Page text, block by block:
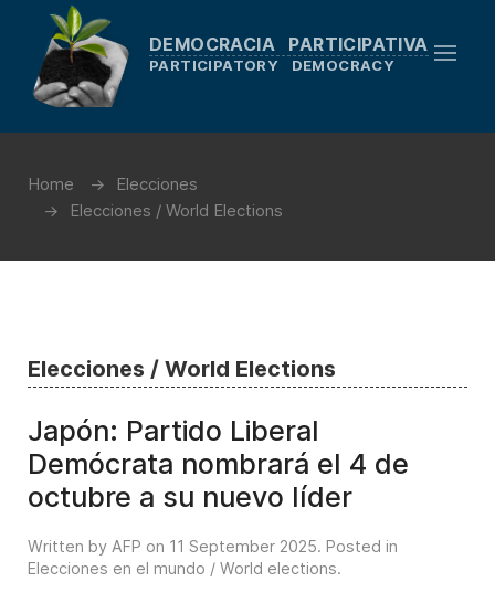
DEMOCRACIA PARTICIPATIVA
PARTICIPATORY DEMOCRACY
Home
Elecciones
Elecciones / World Elections
Elecciones / World Elections
Japón: Partido Liberal
Demócrata nombrará el 4 de
octubre a su nuevo líder
Written by AFP on 11 September 2025. Posted in
Elecciones en el mundo / World elections.